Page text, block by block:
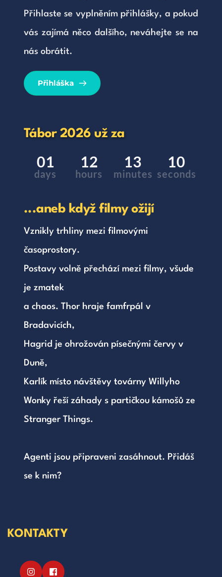
Přihlaste se vyplněním přihlášky, a pokud
vás zajímá něco dalšího, neváhejte se na
nás obrátit.
Přihláška
Tábor 2026 už za
01
days
12
hours
13
minutes
10
seconds
...aneb když filmy ožijí
Vznikly trhliny mezi filmovými
časoprostory.
Postavy volně přechází mezi filmy, všude
je zmatek
a chaos. Thor hraje famfrpál v
Bradavicích,
Hagrid je ohrožován písečnými červy v
Duně,
Karlík místo návštěvy továrny Willyho
Wonky řeší záhady s partičkou kámošů ze
Stranger Things.
Agenti jsou připraveni zasáhnout. Přidáš
se k nim?
KONTAKTY